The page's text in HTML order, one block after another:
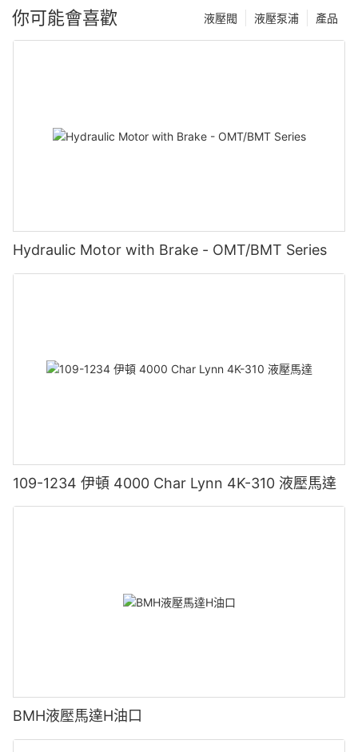
你可能會喜歡 產品
液壓泵浦
液壓閥
Hydraulic Motor with Brake - OMT/BMT Series
109-1234 伊頓 4000 Char Lynn 4K-310 液壓馬達
BMH液壓馬達H油口